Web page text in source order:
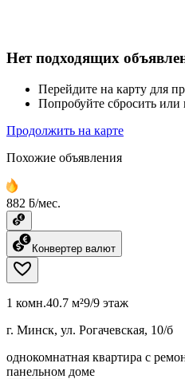
Нет подходящих
Перейдите на карту для
Попробуйте сбросить
Продолжить на карте
Похожие объявления
882 ƃ/мес.
Конвертер валют
1 комн.40.7 м²9/9 этаж
г. Минск, ул. Рогачевская, 10/б
однокомнатная квартира с
панельном доме